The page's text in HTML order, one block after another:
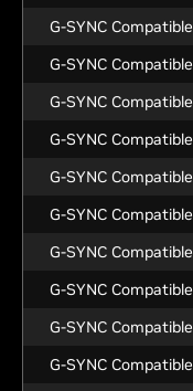
G-SYNC Compatible
G-SYNC Compatible
G-SYNC Compatible
G-SYNC Compatible
G-SYNC Compatible
G-SYNC Compatible
G-SYNC Compatible
G-SYNC Compatible
G-SYNC Compatible
G-SYNC Compatible